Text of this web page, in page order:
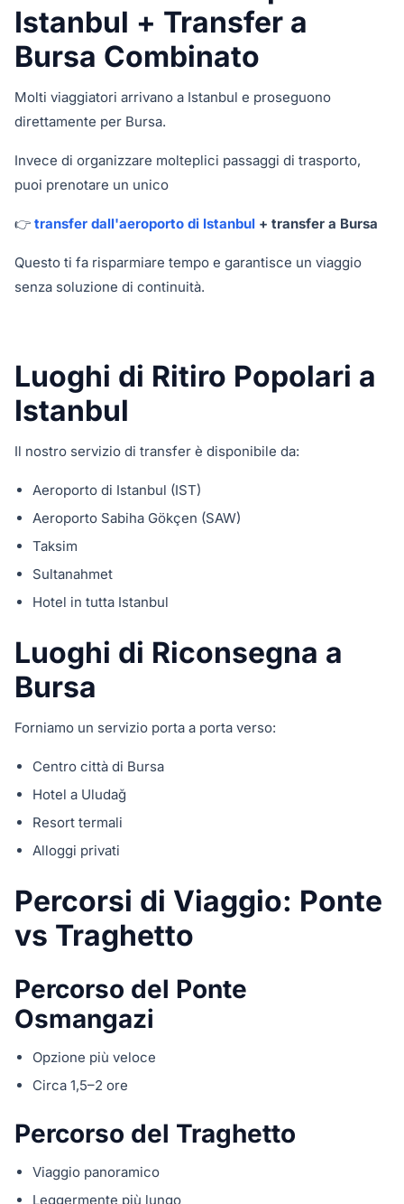
Istanbul + Transfer a
Bursa Combinato
Molti viaggiatori arrivano a Istanbul e proseguono
direttamente per Bursa.
Invece di organizzare molteplici passaggi di trasporto,
puoi prenotare un unico
👉 transfer dall'aeroporto di Istanbul + transfer a Bursa
Questo ti fa risparmiare tempo e garantisce un viaggio
senza soluzione di continuità.
Luoghi di Ritiro Popolari a
Istanbul
Il nostro servizio di transfer è disponibile da:
Aeroporto di Istanbul (IST)
Aeroporto Sabiha Gökçen (SAW)
Taksim
Sultanahmet
Hotel in tutta Istanbul
Luoghi di Riconsegna a
Bursa
Forniamo un servizio porta a porta verso:
Centro città di Bursa
Hotel a Uludağ
Resort termali
Alloggi privati
Percorsi di Viaggio: Ponte
vs Traghetto
Percorso del Ponte
Osmangazi
Opzione più veloce
Circa 1,5–2 ore
Percorso del Traghetto
Viaggio panoramico
Leggermente più lungo